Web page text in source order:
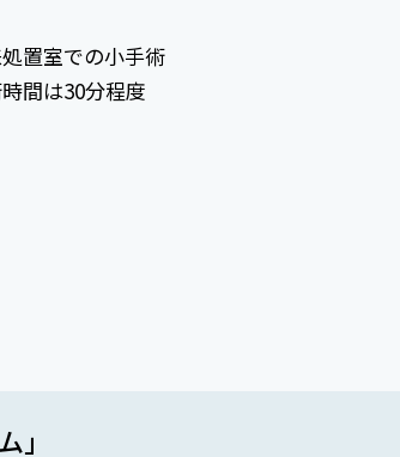
置室での小手術
間は30分程度
」